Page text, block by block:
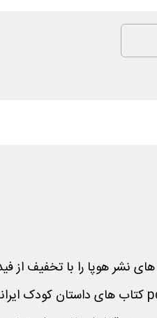
نشر هوپا را با تخفیف از
کتاب های داستان کودک